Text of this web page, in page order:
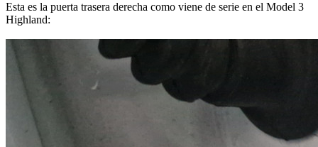
Esta es la puerta trasera derecha como viene de serie en el Model 3
Highland: